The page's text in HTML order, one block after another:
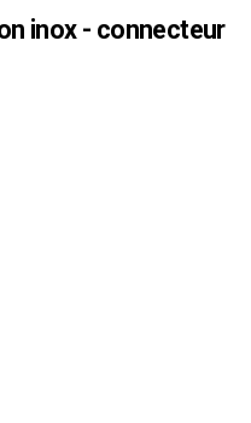
inox - connecteur